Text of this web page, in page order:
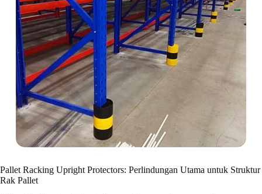
Pallet Racking Upright Protectors: Perlindungan Utama untuk Struktur
Rak Pallet